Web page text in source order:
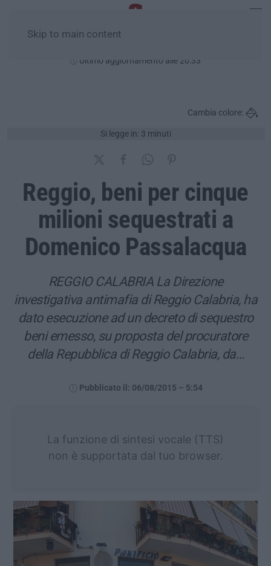
Skip to main content
Ultimo aggiornamento alle 20:33
Si legge in: 3 minuti
Cambia colore:
Reggio, beni per cinque
milioni sequestrati a
Domenico Passalacqua
REGGIO CALABRIA La Direzione
investigativa antimafia di Reggio Calabria, ha
dato esecuzione ad un decreto di sequestro
beni emesso, su proposta del procuratore
della Repubblica di Reggio Calabria, da…
Pubblicato il: 06/08/2015 – 5:54
La funzione di sintesi vocale (TTS)
non è supportata dal tuo browser.